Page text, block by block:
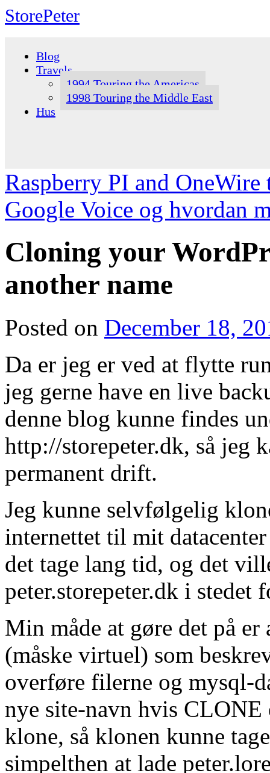
StorePeter
Blog
Travels
1994 Touring the Americas
1998 Touring the Middle East
Hus
Raspberry PI and OneWire
Google Voice og hvordan
Cloning your
another name
Posted on December 18,
Da er jeg er ved at flytte
jeg gerne have en live
denne blog kunne findes
http://storepeter.dk, så jeg
permanent drift.
Jeg kunne selvfølgelig
internettet til mit
det tage lang tid, og det
peter.storepeter.dk i stedet
Min måde at gøre det på
(måske virtuel) som
overføre filerne og mysql-
nye site-navn hvis CLONE
klone, så klonen kunne
simpelthen at lade